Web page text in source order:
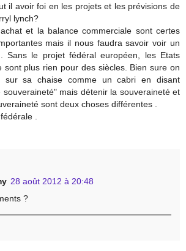
il avoir foi en les projets et les prévisions de
lynch?
et la balance commerciale sont certes
mais il nous faudra savoir voir un
Sans le projet fédéral européen, les Etats
sont plus rien pour des siècles. Bien sure on
sur sa chaise comme un cabri en disant
souveraineté" mais détenir la souveraineté et
sont deux choses différentes .
.
28 août 2012 à 20:48
?